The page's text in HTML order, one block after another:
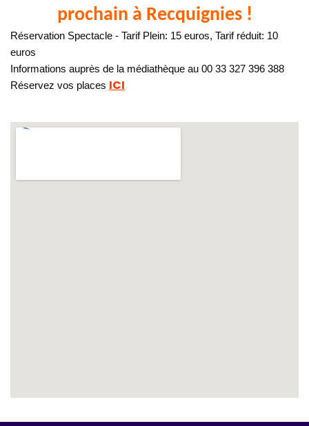
prochain à Recquignies !
Réservation Spectacle - Tarif Plein: 15 euros, Tarif réduit: 10
euros
Informations auprès de la médiathèque au 00 33 327 396 388
Réservez vos places ICI